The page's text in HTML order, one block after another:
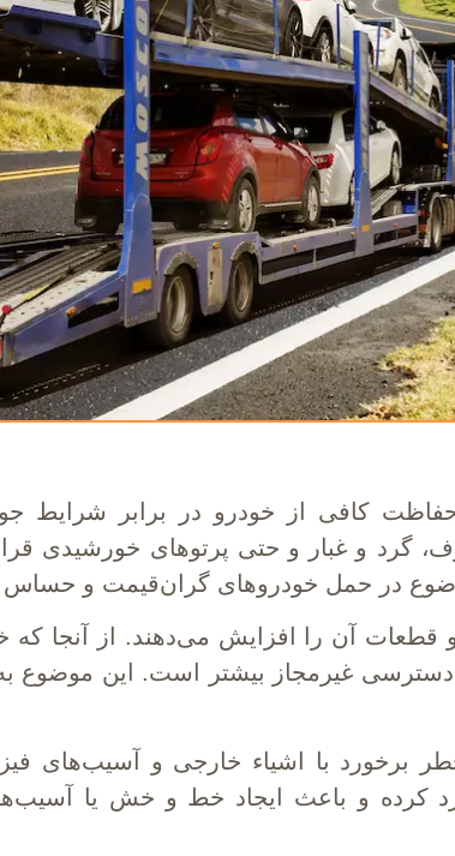
کافی از خودرو در برابر شرایط
و غبار و حتی پرتوهای خورشیدی
در حمل خودروهای گران‌قیمت و حساس
آن را افزایش می‌دهند. از آنجا
غیرمجاز بیشتر است. این موضوع
با اشیاء خارجی و آسیب‌های
کرده و باعث ایجاد خط و خش یا